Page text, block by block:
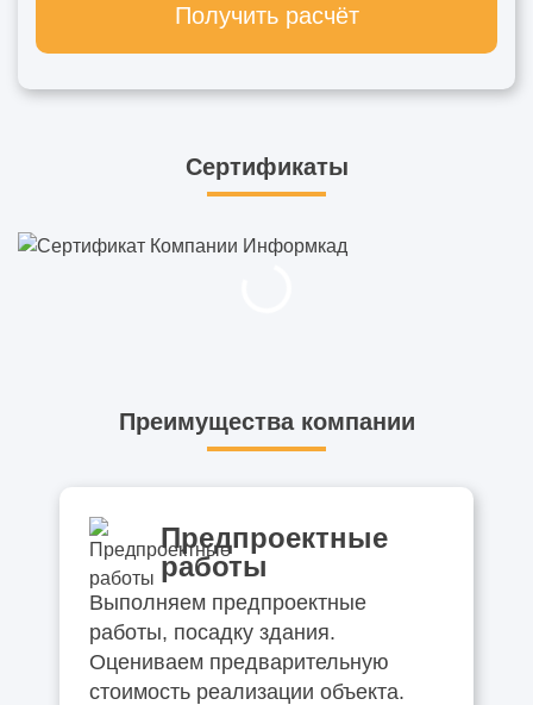
Получить расчёт
Сертификаты
Преимущества компании
Предпроектные
работы
Выполняем предпроектные
работы, посадку здания.
Оцениваем предварительную
стоимость реализации объекта.